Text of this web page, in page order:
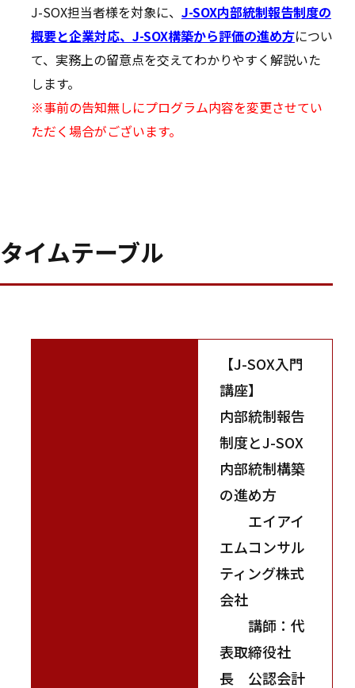
J-SOX担当者様を対象に、 J-SOX内部統制報告制度の
概要と企業対応、J-SOX構築から評価の進め方につい
て、実務上の留意点を交えてわかりやすく解説いた
します。
※事前の告知無しにプログラム内容を変更させてい
ただく場合がございます。
タイムテーブル
【J-SOX入門
講座】
内部統制報告
制度とJ-SOX
内部統制構築
の進め方
エイアイ
エムコンサル
ティング株式
会社
講師：代
表取締役社
長 公認会計